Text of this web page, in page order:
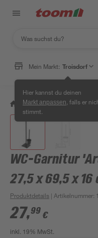
Mein Markt: Troisdorf
Hier kannst du deinen
Markt anpassen , falls er
stimmt.
/ Bad & Sanitär / Bad-
WC-Garnitur
27,5 x 69,5 x 16
Produktdetails | Artikelnummer:
27,99 €
inkl. 19% MwSt.